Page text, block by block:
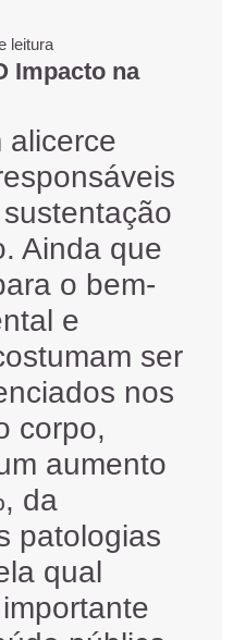
leitura
Impacto na
alicerce
Ainda que
o bem-
e
ser
nos
corpo,
aumento
da
patologias
qual